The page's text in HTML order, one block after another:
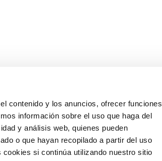
contenido y los anuncios, ofrecer funciones
información sobre el uso que haga del
y análisis web, quienes pueden
o que hayan recopilado a partir del uso
si continúa utilizando nuestro sitio